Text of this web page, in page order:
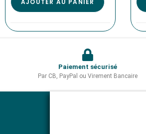
AJOUTER AU PANIER
Paiement sécurisé
Par CB, PayPal ou Virement Bancaire